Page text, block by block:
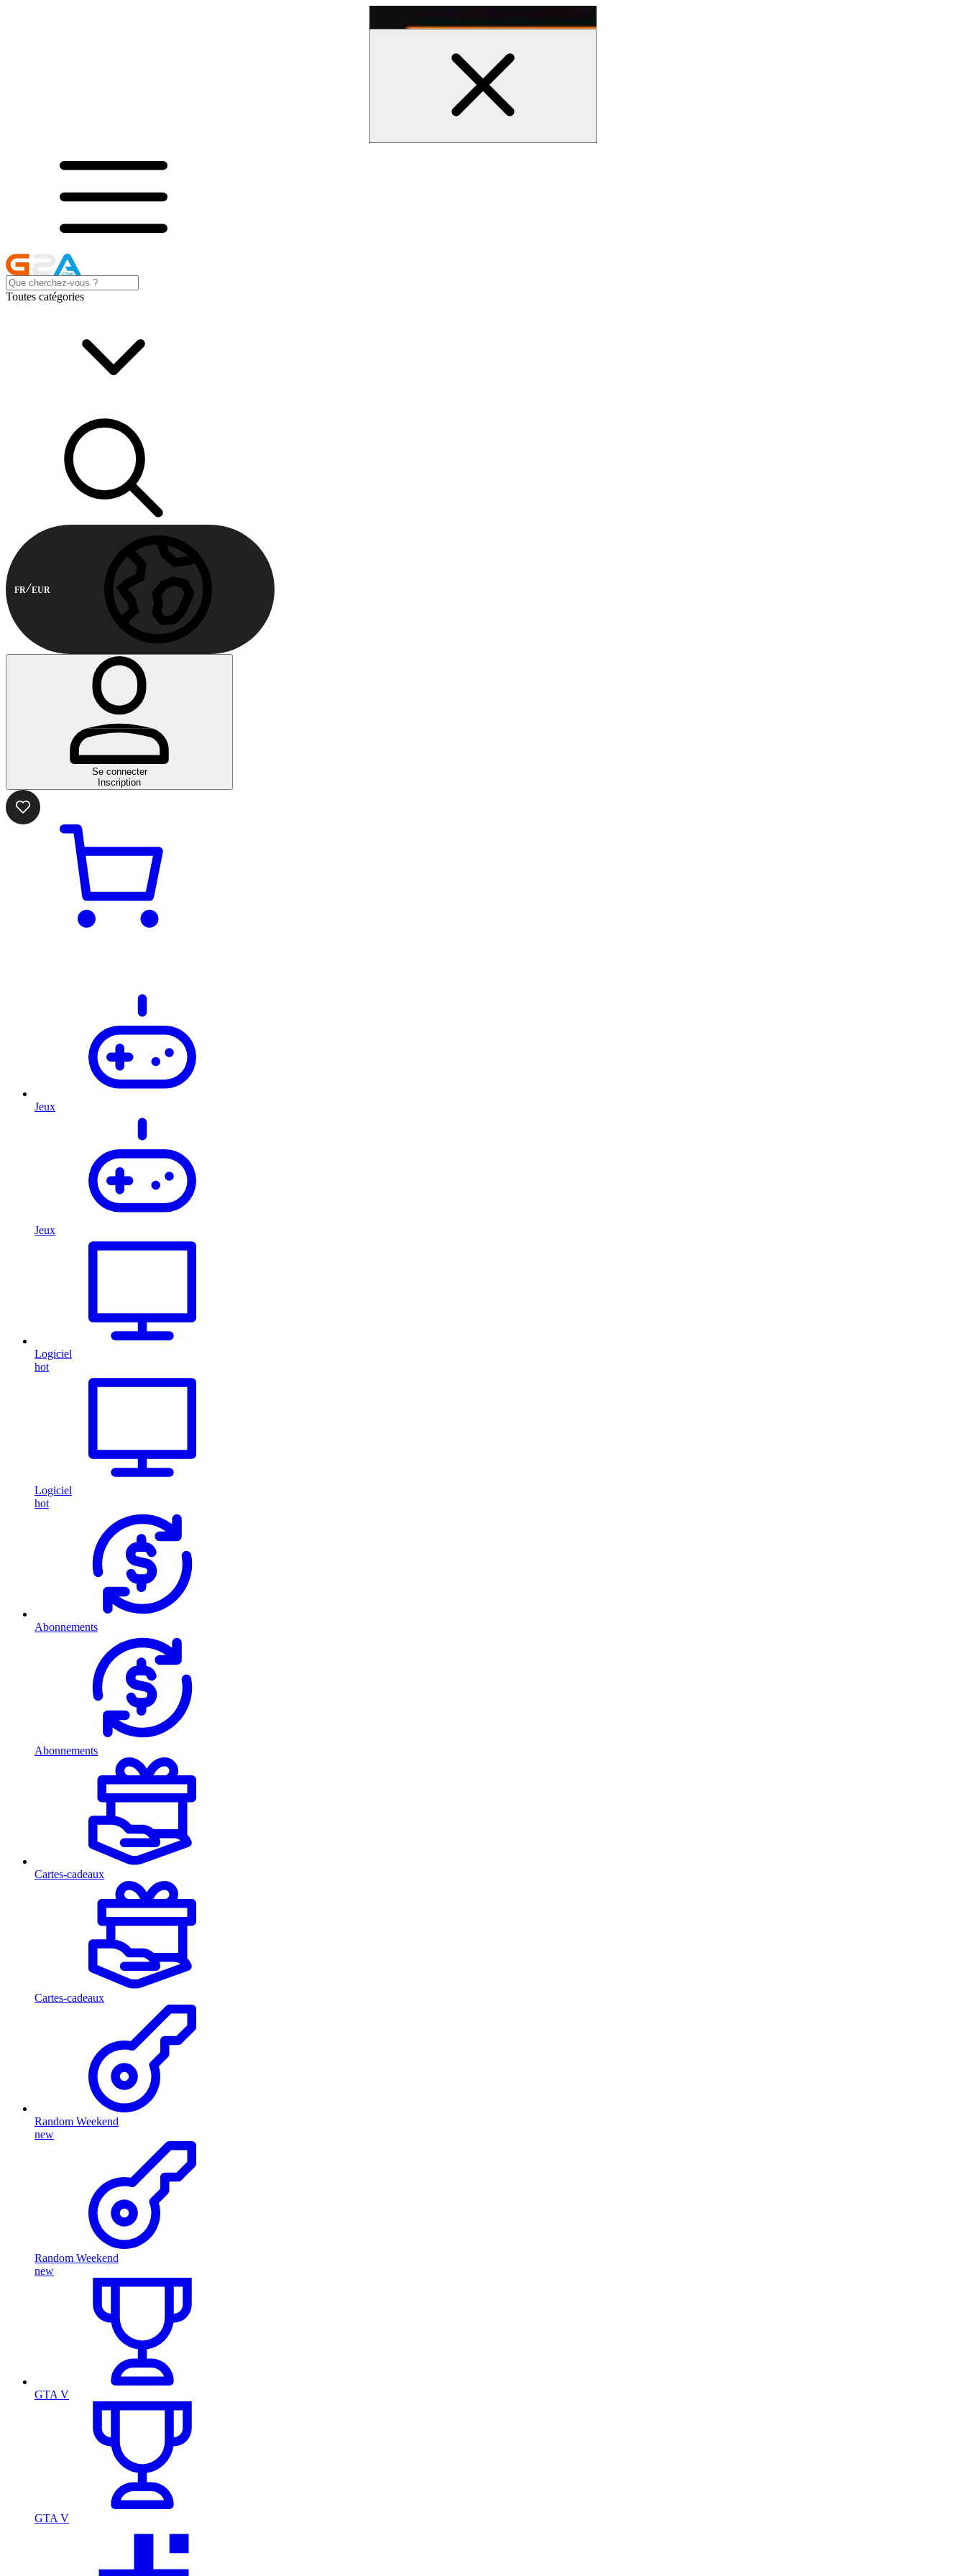
Toutes catégories
FR EUR
Se connecter
Inscription
Jeux
Jeux
Logiciel
hot
Logiciel
hot
Abonnements
Abonnements
Cartes-cadeaux
Cartes-cadeaux
Random Weekend
new
Random Weekend
new
GTA V
GTA V